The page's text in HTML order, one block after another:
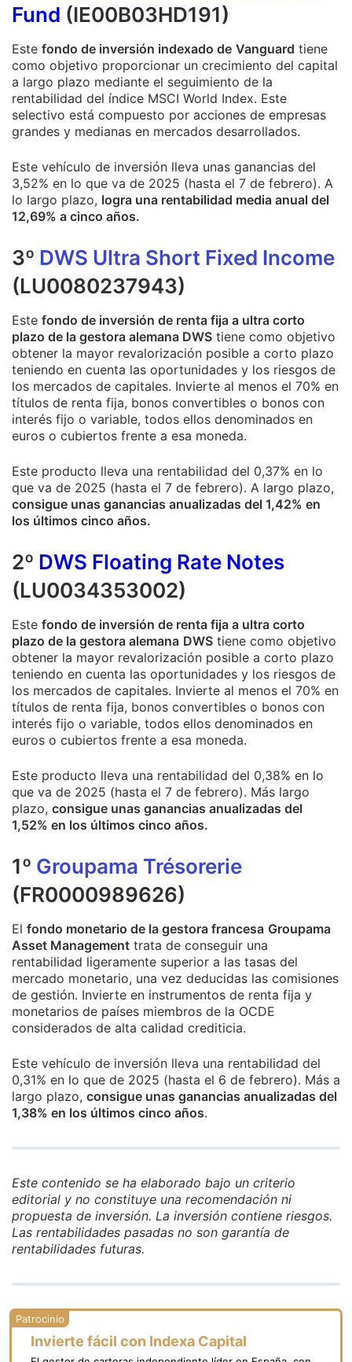
Fund (IE00B03HD191)
Este fondo de inversión indexado de Vanguard tiene
como objetivo proporcionar un crecimiento del capital
a largo plazo mediante el seguimiento de la
rentabilidad del índice MSCI World Index. Este
selectivo está compuesto por acciones de empresas
grandes y medianas en mercados desarrollados.
Este vehículo de inversión lleva unas ganancias del
3,52% en lo que va de 2025 (hasta el 7 de febrero). A
lo largo plazo, logra una rentabilidad media anual del
12,69% a cinco años.
3º DWS Ultra Short Fixed Income
(LU0080237943)
Este fondo de inversión de renta fija a ultra corto
plazo de la gestora alemana DWS tiene como objetivo
obtener la mayor revalorización posible a corto plazo
teniendo en cuenta las oportunidades y los riesgos de
los mercados de capitales. Invierte al menos el 70% en
títulos de renta fija, bonos convertibles o bonos con
interés fijo o variable, todos ellos denominados en
euros o cubiertos frente a esa moneda.
Este producto lleva una rentabilidad del 0,37% en lo
que va de 2025 (hasta el 7 de febrero). A largo plazo,
consigue unas ganancias anualizadas del 1,42% en
los últimos cinco años.
2º DWS Floating Rate Notes
(LU0034353002)
Este fondo de inversión de renta fija a ultra corto
plazo de la gestora alemana DWS tiene como objetivo
obtener la mayor revalorización posible a corto plazo
teniendo en cuenta las oportunidades y los riesgos de
los mercados de capitales. Invierte al menos el 70% en
títulos de renta fija, bonos convertibles o bonos con
interés fijo o variable, todos ellos denominados en
euros o cubiertos frente a esa moneda.
Este producto lleva una rentabilidad del 0,38% en lo
que va de 2025 (hasta el 7 de febrero). Más largo
plazo, consigue unas ganancias anualizadas del
1,52% en los últimos cinco años.
1º Groupama Trésorerie
(FR0000989626)
El fondo monetario de la gestora francesa Groupama
Asset Management trata de conseguir una
rentabilidad ligeramente superior a las tasas del
mercado monetario, una vez deducidas las comisiones
de gestión. Invierte en instrumentos de renta fija y
monetarios de países miembros de la OCDE
considerados de alta calidad crediticia.
Este vehículo de inversión lleva una rentabilidad del
0,31% en lo que de 2025 (hasta el 6 de febrero). Más a
largo plazo, consigue unas ganancias anualizadas del
1,38% en los últimos cinco años.
Este contenido se ha elaborado bajo un criterio
editorial y no constituye una recomendación ni
propuesta de inversión. La inversión contiene riesgos.
Las rentabilidades pasadas no son garantía de
rentabilidades futuras.
Invierte fácil con Indexa Capital